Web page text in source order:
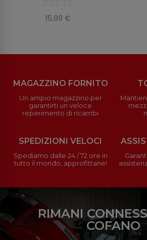
15,00 €
MAGAZZINO FORNITO
Un ampio magazzino per
garantirti un veloce
reperimento di ricambi
SPEDIZIONI VELOCI
Spediamo dalle 24 / 72 ore in
tutto il mondo, approfittane!
RIMANI
COFANO